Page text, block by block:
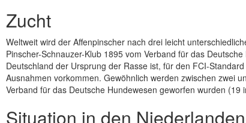
Zucht
Weltweit wird der Affenpinscher nach drei leicht
Pinscher-Schnauzer-Klub 1895 vom Verband für das
Deutschland der Ursprung der Rasse ist, für den FCI-
Ausnahmen vorkommen. Gewöhnlich werden zwischen zwei
Verband für das Deutsche Hundewesen geworfen wurden
Situation in den Niederlanden